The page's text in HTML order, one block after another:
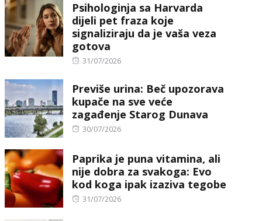
Psihologinja sa Harvarda
dijeli pet fraza koje
signaliziraju da je vaša veza
gotova
Posted
31/07/2026
Previše urina: Beč upozorava
kupače na sve veće
zagađenje Starog Dunava
Posted
30/07/2026
Paprika je puna vitamina, ali
nije dobra za svakoga: Evo
kod koga ipak izaziva tegobe
Posted
31/07/2026